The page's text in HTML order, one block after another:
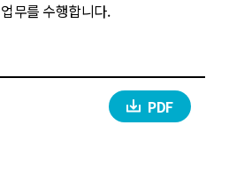
무를 수행합니다.
PDF